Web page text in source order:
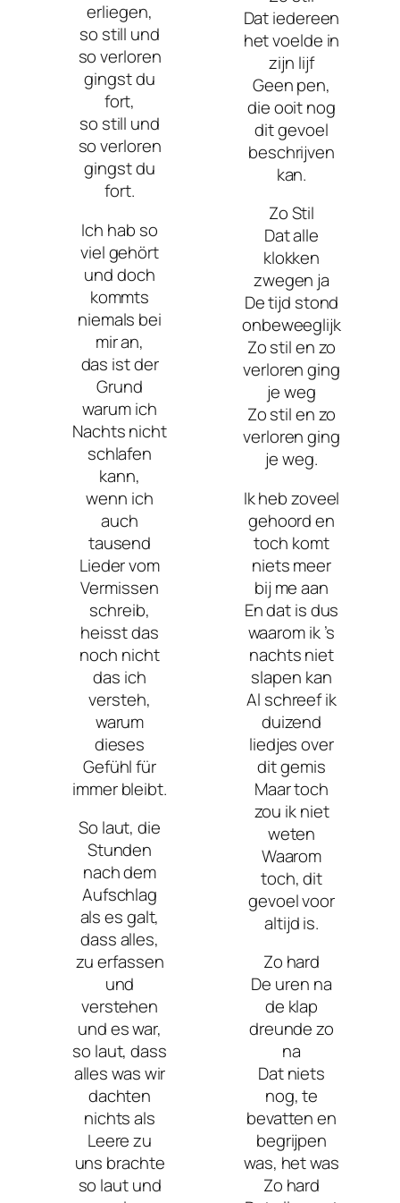
erliegen,
so still und
so verloren
gingst du
fort,
so still und
so verloren
gingst du
fort.
Ich hab so
viel gehört
und doch
kommts
niemals bei
mir an,
das ist der
Grund
warum ich
Nachts nicht
schlafen
kann,
wenn ich
auch
tausend
Lieder vom
Vermissen
schreib,
heisst das
noch nicht
das ich
versteh,
warum
dieses
Gefühl für
immer bleibt.
So laut, die
Stunden
nach dem
Aufschlag
als es galt,
dass alles,
zu erfassen
und
verstehen
und es war,
so laut, dass
alles was wir
dachten
nichts als
Leere zu
uns brachte
so laut und
Dat iedereen
het voelde in
zijn lijf
Geen pen,
die ooit nog
dit gevoel
beschrijven
kan.
Zo Stil
Dat alle
klokken
zwegen ja
De tijd stond
onbeweeglijk
Zo stil en zo
verloren ging
je weg
Zo stil en zo
verloren ging
je weg.
Ik heb zoveel
gehoord en
toch komt
niets meer
bij me aan
En dat is dus
waarom ik ’s
nachts niet
slapen kan
Al schreef ik
duizend
liedjes over
dit gemis
Maar toch
zou ik niet
weten
Waarom
toch, dit
gevoel voor
altijd is.
Zo hard
De uren na
de klap
dreunde zo
na
Dat niets
nog, te
bevatten en
begrijpen
was, het was
Zo hard